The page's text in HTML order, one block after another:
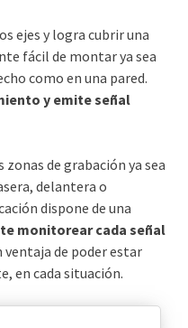
ejes y logra cubrir una
fácil de montar ya sea
como en una pared.
y emite señal
de grabación ya sea
delantera o
dispone de una
monitorear cada señal
de poder estar
en cada situación.